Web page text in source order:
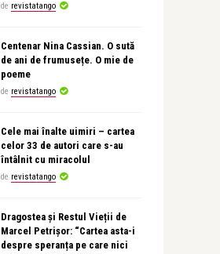
de revistatango
Centenar Nina Cassian. O sută
de ani de frumusețe. O mie de
poeme
de revistatango
Cele mai înalte uimiri – cartea
celor 33 de autori care s-au
întâlnit cu miracolul
de revistatango
Dragostea și Restul Vieții de
Marcel Petrișor: “Cartea asta-i
despre speranța pe care nici